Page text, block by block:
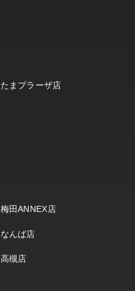
たまプラーザ店
梅田ANNEX店
なんば店
高槻店